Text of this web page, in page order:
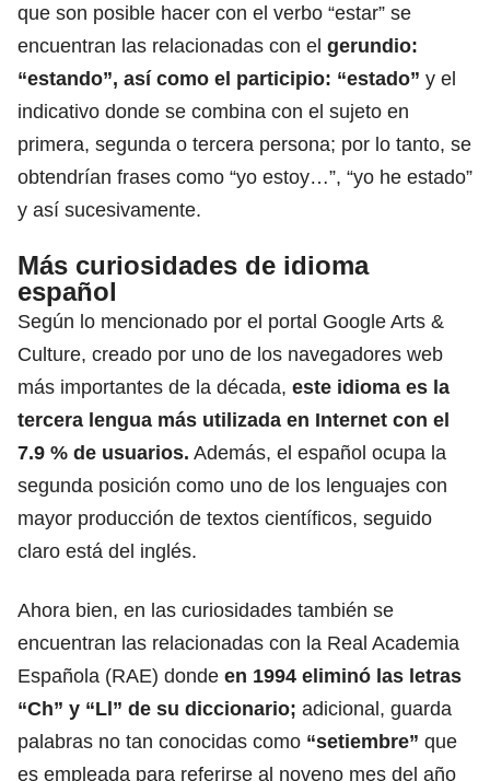
que son posible hacer con el verbo “estar” se
encuentran las relacionadas con el gerundio:
“estando”, así como el participio: “estado” y el
indicativo donde se combina con el sujeto en
primera, segunda o tercera persona; por lo tanto, se
obtendrían frases como “yo estoy…”, “yo he estado”
y así sucesivamente.
Más curiosidades de idioma
español
Según lo mencionado por el portal Google Arts &
Culture, creado por uno de los navegadores web
más importantes de la década, este idioma es la
tercera lengua más utilizada en Internet con el
7.9 % de usuarios. Además, el español ocupa la
segunda posición como uno de los lenguajes con
mayor producción de textos científicos, seguido
claro está del inglés.
Ahora bien, en las curiosidades también se
encuentran las relacionadas con la Real Academia
Española (RAE) donde en 1994 eliminó las letras
“Ch” y “Ll” de su diccionario; adicional, guarda
palabras no tan conocidas como “setiembre” que
es empleada para referirse al noveno mes del año